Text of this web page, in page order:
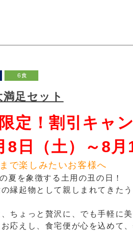
足セット
定！割引キャ
8日（土）～8月
で楽しみたいお客様へ
夏を象徴する土用の丑の日！
縁起物として親しまれてきた
、ちょっと贅沢に、でも手軽に
応えし、食宅便が心を込めて